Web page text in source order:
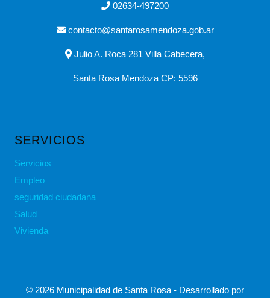
02634-497200
contacto@santarosamendoza.gob.ar
Julio A. Roca 281 Villa Cabecera,
Santa Rosa Mendoza CP: 5596
SERVICIOS
Servicios
Empleo
seguridad ciudadana
Salud
Vivienda
© 2026 Municipalidad de Santa Rosa - Desarrollado por